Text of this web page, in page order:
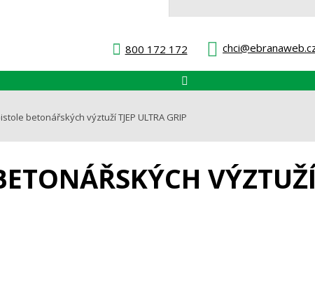
800 172 172
betonářských výztuží TJEP ULTRA GRIP